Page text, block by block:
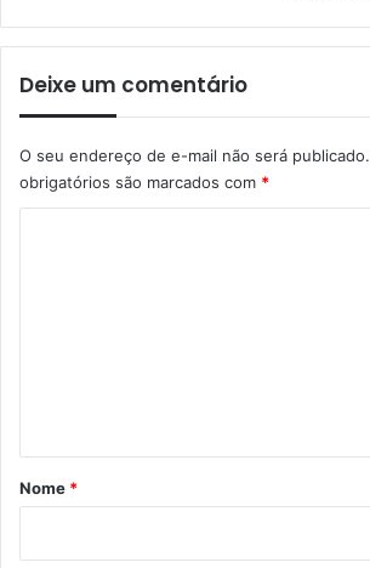
Deixe um comentário
O seu endereço de e-mail não será publicado.
obrigatórios são marcados com *
rNome *